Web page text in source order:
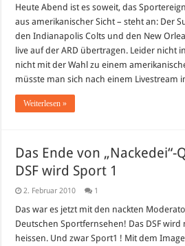
vs.
Heute Abend ist es soweit, das
aus amerikanischer Sicht – steht an: Der
den Indianapolis Colts und den New
live auf der ARD übertragen. Leider nicht
nicht mit der Wahl zu einem
müsste man sich nach einem Livestream
Weiterlesen »
Das Ende von „Nackedei“-
DSF wird Sport 1
2. Februar 2010 1
Das war es jetzt mit den nackten
Deutschen Sportfernsehen! Das DSF
heissen. Und zwar Sport1 ! Mit dem